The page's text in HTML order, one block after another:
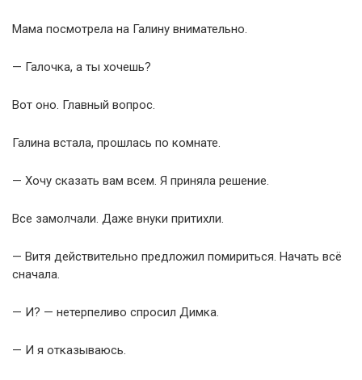
Мама посмотрела на Галину внимательно.
— Галочка, а ты хочешь?
Вот оно. Главный вопрос.
Галина встала, прошлась по комнате.
— Хочу сказать вам всем. Я приняла решение.
Все замолчали. Даже внуки притихли.
— Витя действительно предложил помириться. Начать всё
сначала.
— И? — нетерпеливо спросил Димка.
— И я отказываюсь.